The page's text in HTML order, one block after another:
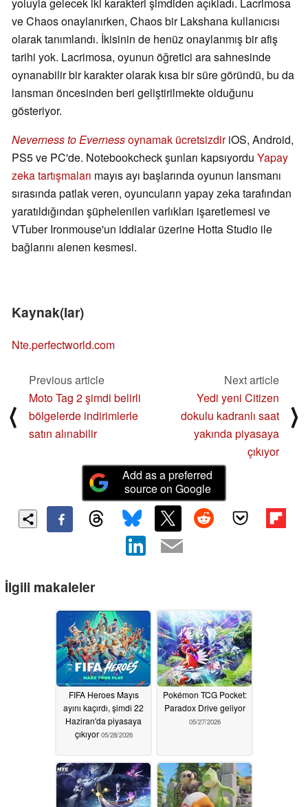
yoluyla gelecek iki karakteri şimdiden açıkladı. Lacrimosa
ve Chaos onaylanırken, Chaos bir Lakshana kullanıcısı
olarak tanımlandı. İkisinin de henüz onaylanmış bir afiş
tarihi yok. Lacrimosa, oyunun öğretici ara sahnesinde
oynanabilir bir karakter olarak kısa bir süre göründü, bu da
lansman öncesinden beri geliştirilmekte olduğunu
gösteriyor.
Neverness to Evernessoynamak ücretsizdiriOS, Android,
PS5 ve PC'de. Notebookcheck şunları kapsıyordu Yapay
zeka tartışmaları mayıs ayı başlarında oyunun lansmanı
sırasında patlak veren, oyuncuların yapay zeka tarafından
yaratıldığından şüphelenilen varlıkları işaretlemesi ve
VTuber Ironmouse'un iddialar üzerine Hotta Studio ile
bağlarını alenen kesmesi.
Kaynak(lar)
Nte.perfectworld.com
⟨
Previous article
Moto Tag 2 şimdi belirli
bölgelerde indirimlerle
satın alınabilir
Next article
Yedi yeni Citizen
dokulu kadranlı saat
yakında piyasaya
çıkıyor
⟩
Add as a preferred
source on Google
İlgili makaleler
FIFA Heroes Mayıs
ayını kaçırdı, şimdi 22
Haziran'da piyasaya
çıkıyor 05/28/2026
Pokémon TCG Pocket:
Paradox Drive geliyor
05/27/2026